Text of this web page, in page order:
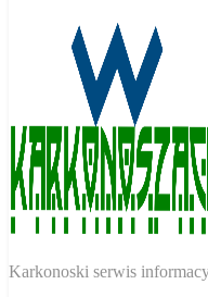
W Karkonoszach
Karkonoski serwis